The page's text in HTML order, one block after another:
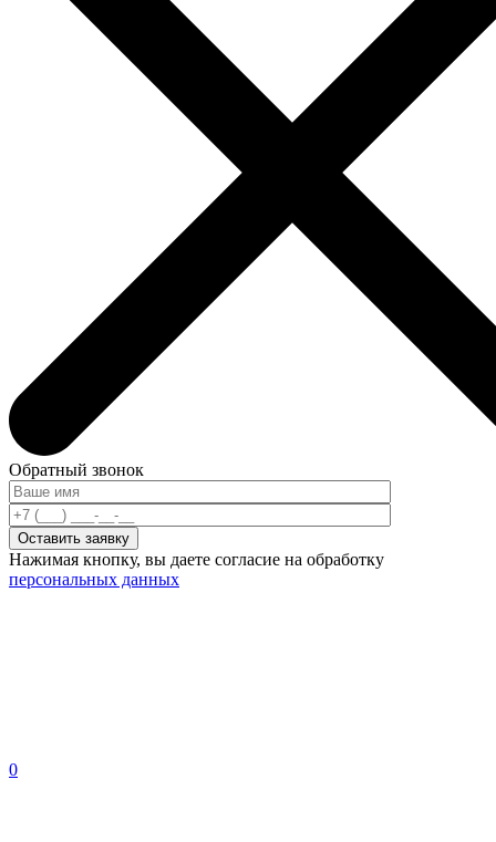
Обратный звонок
Нажимая кнопку, вы даете согласие на обработку
персональных данных
0